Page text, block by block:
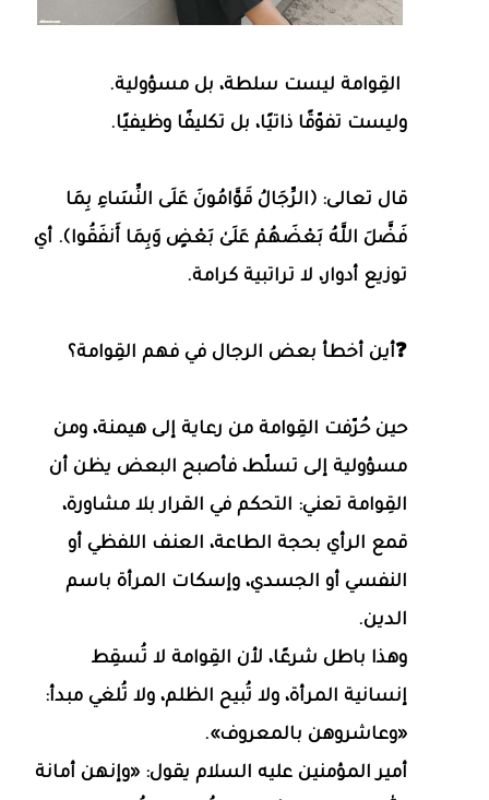
القِوامة ليست سلطة، بل مسؤولية.
وليست تفوّقًا ذاتيًا، بل تكليفًا وظيفيًا.
قال تعالى: ﴿الرِّجَالُ قَوَّامُونَ عَلَى النِّسَاءِ بِمَا
فَضَّلَ اللَّهُ بَعْضَهُمْ عَلَىٰ بَعْضٍ وَبِمَا أَنفَقُوا﴾. أي
توزيع أدوار، لا تراتبية كرامة.
❓أين أخطأ بعض الرجال في فهم القِوامة؟
حين حُرّفت القِوامة من رعاية إلى هيمنة، ومن
مسؤولية إلى تسلّط، فأصبح البعض يظن أن
القِوامة تعني: التحكم في القرار بلا مشاورة،
قمع الرأي بحجة الطاعة، العنف اللفظي أو
النفسي أو الجسدي، وإسكات المرأة باسم
الدين.
وهذا باطل شرعًا، لأن القِوامة لا تُسقِط
إنسانية المرأة، ولا تُبيح الظلم، ولا تُلغي مبدأ:
«وعاشروهن بالمعروف».
أمير المؤمنين عليه السلام يقول: «وإنهن أمانة